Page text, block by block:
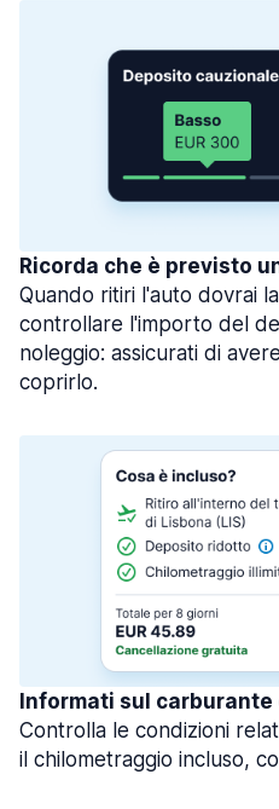
Ricorda che è previsto
Quando ritiri l'auto dovrai
controllare l'importo del
noleggio: assicurati di
coprirlo.
Informati sul
Controlla le condizioni
il chilometraggio incluso,